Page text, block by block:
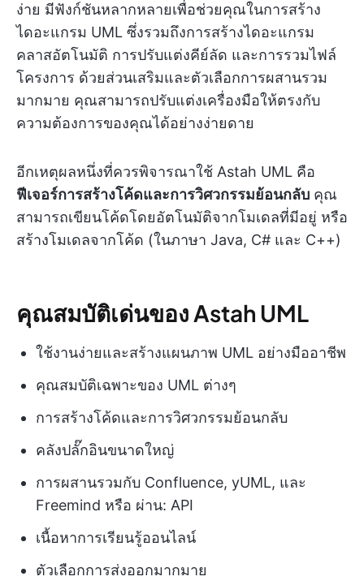
ง่าย มีฟังก์ชันหลากหลายเพื่อช่วยคุณในการสร้าง
ไดอะแกรม UML ซึ่งรวมถึงการสร้างไดอะแกรม
คลาสอัตโนมัติ การปรับแต่งคีย์ลัด และการรวมไฟล์
โครงการ ด้วยส่วนเสริมและตัวเลือกการผสานรวม
มากมาย คุณสามารถปรับแต่งเครื่องมือให้ตรงกับ
ความต้องการของคุณได้อย่างง่ายดาย
อีกเหตุผลหนึ่งที่ควรพิจารณาใช้ Astah UML คือ
ฟีเจอร์การสร้างโค้ดและการวิศวกรรมย้อนกลับ คุณ
สามารถเขียนโค้ดโดยอัตโนมัติจากโมเดลที่มีอยู่ หรือ
สร้างโมเดลจากโค้ด (ในภาษา Java, C# และ C++)
คุณสมบัติเด่นของ Astah UML
ใช้งานง่ายและสร้างแผนภาพ UML อย่างมืออาชีพ
คุณสมบัติเฉพาะของ UML ต่างๆ
การสร้างโค้ดและการวิศวกรรมย้อนกลับ
คลังปลั๊กอินขนาดใหญ่
การผสานรวมกับ Confluence, yUML, และ
Freemind หรือ ผ่าน: API
เนื้อหาการเรียนรู้ออนไลน์
ตัวเลือกการส่งออกมากมาย